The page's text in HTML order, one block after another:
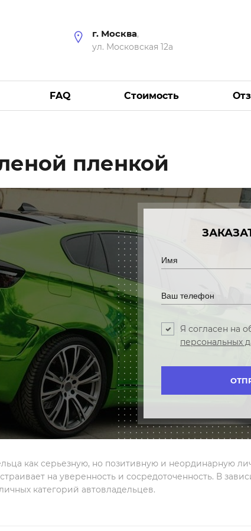
г. Москва,
ул. Московская 12а
FAQ Стоимость
пленкой
Я согласен на
персональных
как серьезную, но позитивную и неординарную
на уверенность и сосредоточенность. В
категорий автовладельцев.